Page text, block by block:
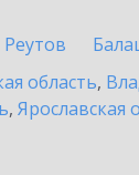
Реутов
область,
, Ярославская